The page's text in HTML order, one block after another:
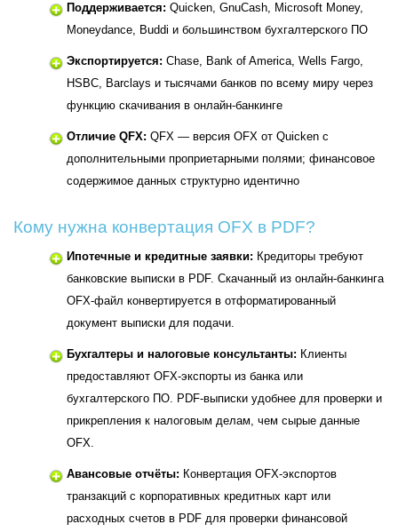
Поддерживается: Quicken, GnuCash, Microsoft Money,
Moneydance, Buddi и большинством бухгалтерского ПО
Экспортируется: Chase, Bank of America, Wells Fargo,
HSBC, Barclays и тысячами банков по всему миру через
функцию скачивания в онлайн-банкинге
Отличие QFX: QFX — версия OFX от Quicken с
дополнительными проприетарными полями; финансовое
содержимое данных структурно идентично
Кому нужна конвертация OFX в PDF?
Ипотечные и кредитные заявки: Кредиторы требуют
банковские выписки в PDF. Скачанный из онлайн-банкинга
OFX-файл конвертируется в отформатированный
документ выписки для подачи.
Бухгалтеры и налоговые консультанты: Клиенты
предоставляют OFX-экспорты из банка или
бухгалтерского ПО. PDF-выписки удобнее для проверки и
прикрепления к налоговым делам, чем сырые данные
OFX.
Авансовые отчёты: Конвертация OFX-экспортов
транзакций с корпоративных кредитных карт или
расходных счетов в PDF для проверки финансовой